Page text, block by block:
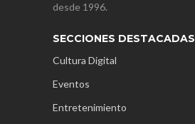
desde 1996.
SECCIONES DESTACADAS
Cultura Digital
Eventos
Entretenimiento